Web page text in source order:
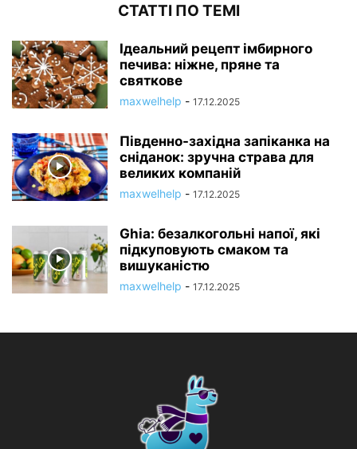
СТАТТІ ПО ТЕМІ
Ідеальний рецепт імбирного
печива: ніжне, пряне та
святкове
maxwelhelp - 17.12.2025
Південно-західна запіканка на
сніданок: зручна страва для
великих компаній
maxwelhelp - 17.12.2025
Ghia: безалкогольні напої, які
підкуповують смаком та
вишуканістю
maxwelhelp - 17.12.2025